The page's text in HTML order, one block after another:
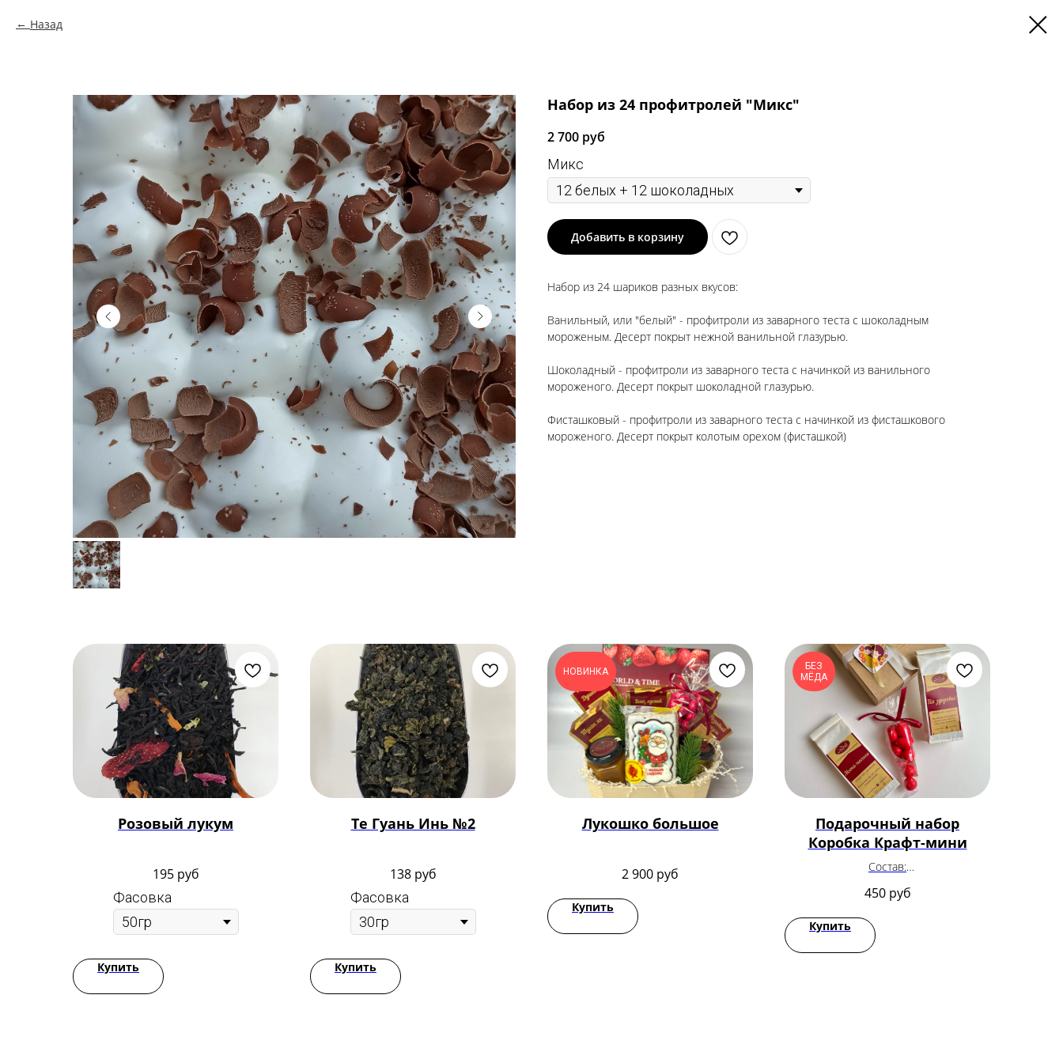
Назад
Набор из 24 профитролей "Микс"
2 700 руб
Микс
Добавить в корзину
Набор из 24 шариков разных вкусов:
Ванильный, или "белый" - профитроли из заварного теста с шоколадным
мороженым. Десерт покрыт нежной ванильной глазурью.
Шоколадный - профитроли из заварного теста с начинкой из ванильного
мороженого. Десерт покрыт шоколадной глазурью.
Фисташковый - профитроли из заварного теста с начинкой из фисташкового
мороженого. Десерт покрыт колотым орехом (фисташкой)
Розовый лукум
195 руб
Фасовка
Купить
Те Гуань Инь №2
138 руб
Фасовка
Купить
НОВИНКА
Лукошко большое
2 900 руб
Купить
БЕЗ
МЁДА
Подарочный набор
Коробка Крафт-мини
Состав:
Чай "Мята-малина" 30гр
Драже ягоды/орехи в глазури 70гр
450 руб
Купить